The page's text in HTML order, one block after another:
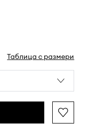
Таблица с размери